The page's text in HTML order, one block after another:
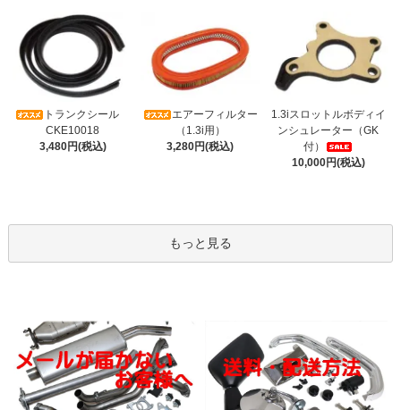
トランクシール
CKE10018
3,480円(税込)
エアーフィルター
（1.3i用）
3,280円(税込)
1.3iスロットルボディイ
ンシュレーター（GK
付）
10,000円(税込)
もっと見る